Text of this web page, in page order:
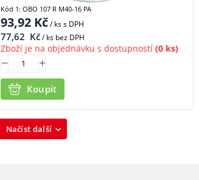
93,92Kč/ kss DPH
77,62 Kč/ ks bez DPH
Zboží je na objednávku s dostupností(0 ks)
Koupit
Kód 1: OBO 107 R M40-16 PA
Načíst další